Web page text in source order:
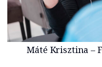
Máté Krisztina –